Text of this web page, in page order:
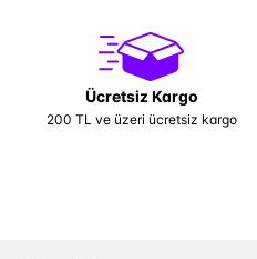
Ücretsiz Kargo
200 TL ve üzeri ücretsiz kargo